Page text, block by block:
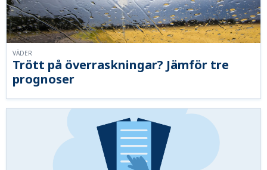
Trött på överraskningar? Jämför tre
prognoser
VÄDER